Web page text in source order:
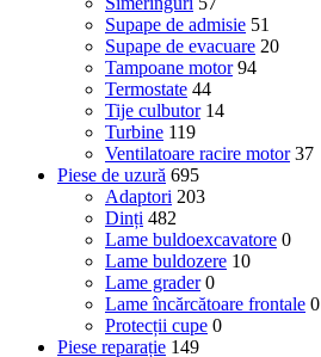
Supape de admisie 51
Supape de evacuare 20
Tampoane motor 94
Termostate 44
Tije culbutor 14
Turbine 119
Ventilatoare racire motor 37
Piese de uzură 695
Adaptori 203
Dinți 482
Lame buldoexcavatore 0
Lame buldozere 10
Lame grader 0
Lame încărcătoare frontale 0
Protecții cupe 0
Piese reparație 149